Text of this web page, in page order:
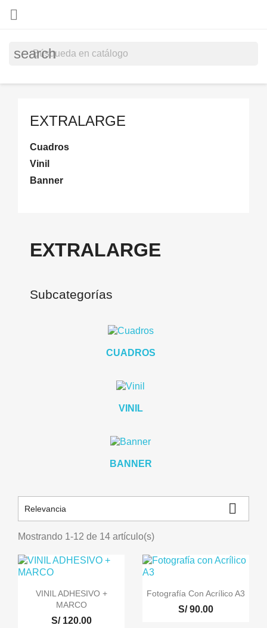

search
EXTRALARGE
Cuadros
Vinil
Banner
EXTRALARGE
Subcategorías
CUADROS
VINIL
BANNER
Relevancia 
Mostrando 1-12 de 14 artículo(s)
VINIL ADHESIVO +
MARCO
S/ 120.00
Fotografía Con Acrílico A3
S/ 90.00